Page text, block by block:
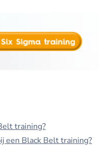
training?
een Black Belt training?